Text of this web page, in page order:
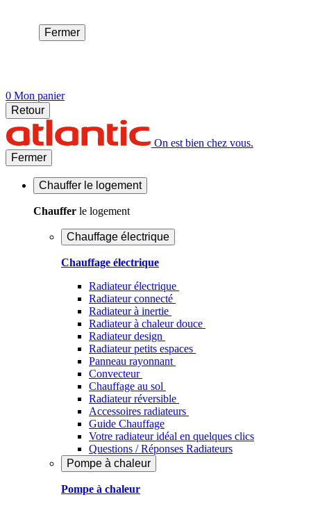
Fermer
0 Mon panier
Retour
On est bien chez vous.
Fermer
Chauffer le logement
Chauffer le logement
Chauffage électrique
Chauffage électrique
Radiateur électrique
Radiateur connecté
Radiateur à inertie
Radiateur à chaleur douce
Radiateur design
Radiateur petits espaces
Panneau rayonnant
Convecteur
Chauffage au sol
Radiateur réversible
Accessoires radiateurs
Guide Chauffage
Votre radiateur idéal en quelques clics
Questions / Réponses Radiateurs
Pompe à chaleur
Pompe à chaleur